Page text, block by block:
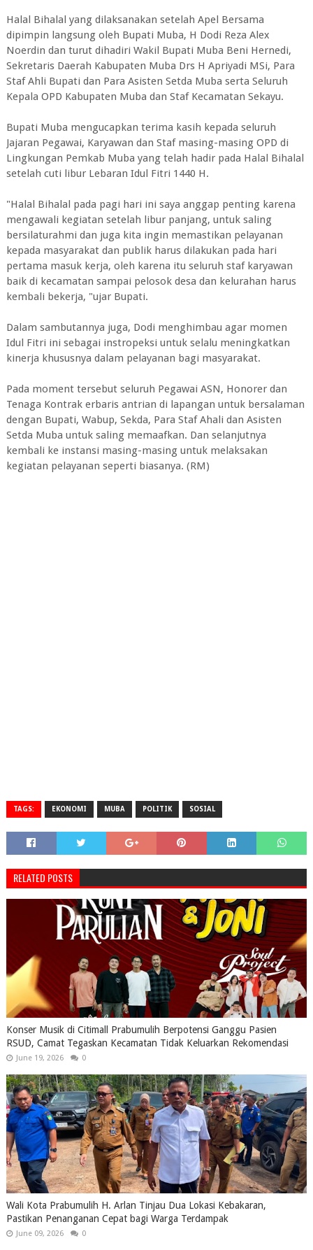
Halal Bihalal yang dilaksanakan setelah Apel Bersama
dipimpin langsung oleh Bupati Muba, H Dodi Reza Alex
Noerdin dan turut dihadiri Wakil Bupati Muba Beni Hernedi,
Sekretaris Daerah Kabupaten Muba Drs H Apriyadi MSi, Para
Staf Ahli Bupati dan Para Asisten Setda Muba serta Seluruh
Kepala OPD Kabupaten Muba dan Staf Kecamatan Sekayu.
Bupati Muba mengucapkan terima kasih kepada seluruh
Jajaran Pegawai, Karyawan dan Staf masing-masing OPD di
Lingkungan Pemkab Muba yang telah hadir pada Halal Bihalal
setelah cuti libur Lebaran Idul Fitri 1440 H.
"Halal Bihalal pada pagi hari ini saya anggap penting karena
mengawali kegiatan setelah libur panjang, untuk saling
bersilaturahmi dan juga kita ingin memastikan pelayanan
kepada masyarakat dan publik harus dilakukan pada hari
pertama masuk kerja, oleh karena itu seluruh staf karyawan
baik di kecamatan sampai pelosok desa dan kelurahan harus
kembali bekerja, "ujar Bupati.
Dalam sambutannya juga, Dodi menghimbau agar momen
Idul Fitri ini sebagai instropeksi untuk selalu meningkatkan
kinerja khususnya dalam pelayanan bagi masyarakat.
Pada moment tersebut seluruh Pegawai ASN, Honorer dan
Tenaga Kontrak erbaris antrian di lapangan untuk bersalaman
dengan Bupati, Wabup, Sekda, Para Staf Ahali dan Asisten
Setda Muba untuk saling memaafkan. Dan selanjutnya
kembali ke instansi masing-masing untuk melaksakan
kegiatan pelayanan seperti biasanya. (RM)
TAGS: EKONOMI MUBA POLITIK SOSIAL
RELATED POSTS
Konser Musik di Citimall Prabumulih Berpotensi Ganggu Pasien
RSUD, Camat Tegaskan Kecamatan Tidak Keluarkan Rekomendasi
June 19, 2026 0
Wali Kota Prabumulih H. Arlan Tinjau Dua Lokasi Kebakaran,
Pastikan Penanganan Cepat bagi Warga Terdampak
June 09, 2026 0